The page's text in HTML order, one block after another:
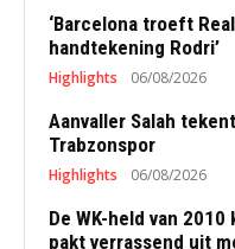
‘Barcelona troeft
handtekening Rodri’
Highlights 06/08/2026
Aanvaller Salah
Trabzonspor
Highlights 06/08/2026
De WK-held van
pakt verrassend uit